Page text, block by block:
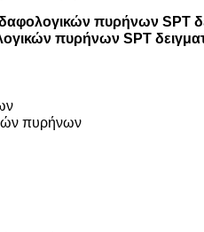
πυρήνων SPT
πυρήνων SPT
πυρήνων